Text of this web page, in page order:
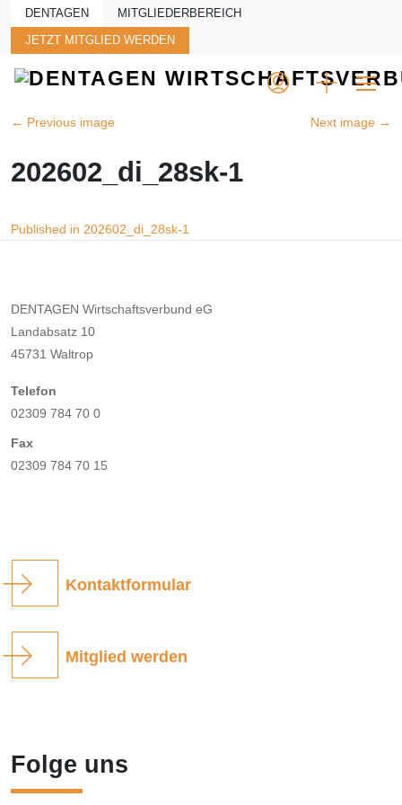
Skip to main content
DENTAGEN MITGLIEDERBEREICH
JETZT MITGLIED WERDEN
← Previous image Next image →
202602_di_28sk-1
Beitragsnavigation
Published in 202602_di_28sk-1
DENTAGEN Wirtschaftsverbund eG
Landabsatz 10
45731 Waltrop
Telefon
02309 784 70 0
Fax
02309 784 70 15
Kontaktformular
Mitglied werden
Folge uns